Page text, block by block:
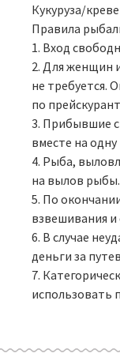
Кукуруза/
Правила
1. Вход
2. Для женщин
не требуется.
по
3. Прибывшие
вместе на одну
4. Рыба,
на вылов рыбы.
5. По
взвешивания и
6. В случае
деньги за
7.
использовать